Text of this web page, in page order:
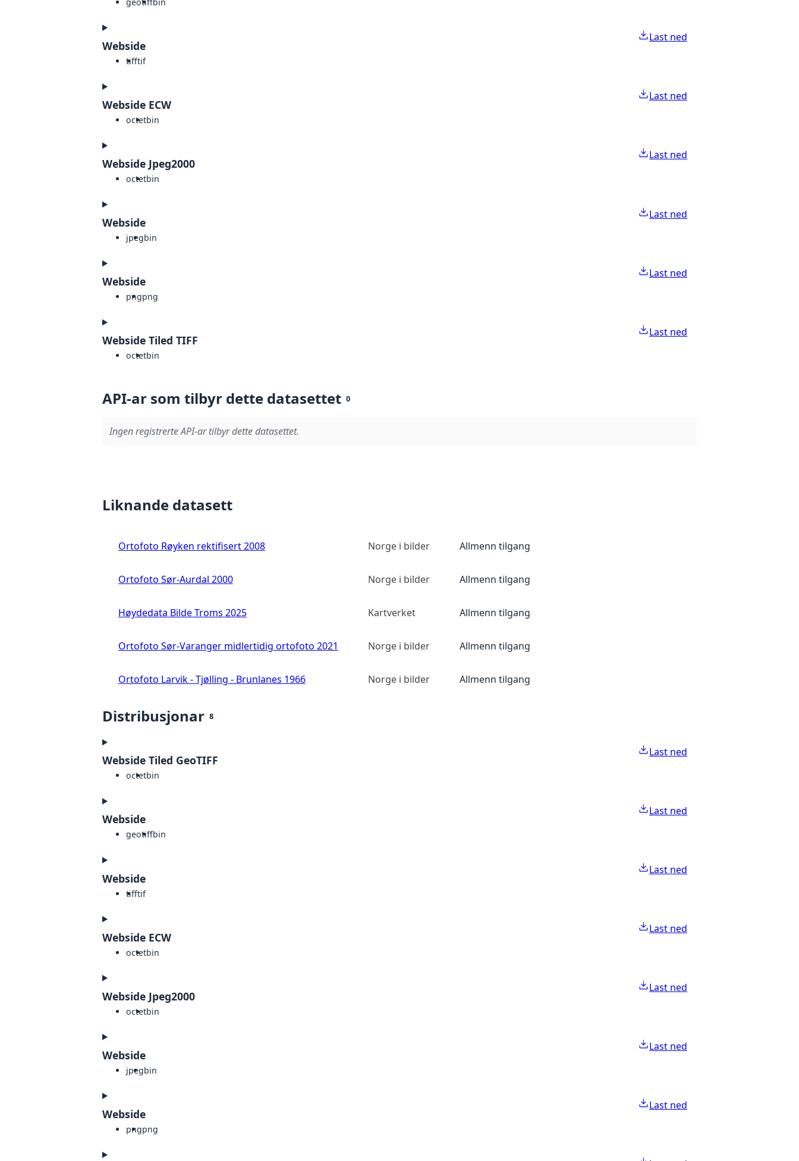
Webside
tifftif
Last ned
Webside ECW
octetbin
Last ned
Webside Jpeg2000
octetbin
Last ned
Webside
jpegbin
Last ned
Webside
pngpng
Last ned
Webside Tiled TIFF
octetbin
Last ned
API-ar som tilbyr dette datasettet 0
Ingen registrerte API-ar tilbyr dette datasettet.
Liknande datasett
Ortofoto Røyken rektifisert 2008 Norge i bilder Allmenn tilgang
Ortofoto Sør-Aurdal 2000 Norge i bilder Allmenn tilgang
Høydedata Bilde Troms 2025 Kartverket Allmenn tilgang
Ortofoto Sør-Varanger midlertidig ortofoto 2021 Norge i bilder Allmenn tilgang
Ortofoto Larvik - Tjølling - Brunlanes 1966 Norge i bilder Allmenn tilgang
Distribusjonar 8
Webside Tiled GeoTIFF
octetbin
Last ned
Webside
geotiffbin
Last ned
Webside
tifftif
Last ned
Webside ECW
octetbin
Last ned
Webside Jpeg2000
octetbin
Last ned
Webside
jpegbin
Last ned
Webside
pngpng
Last ned